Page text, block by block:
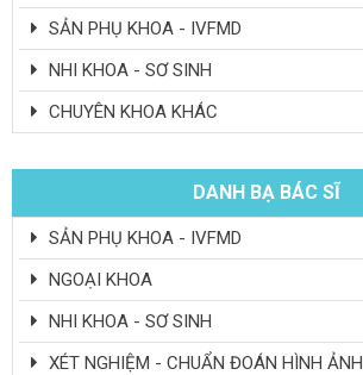
SẢN PHỤ KHOA - IVFMD
NHI KHOA - SƠ SINH
CHUYÊN KHOA KHÁC
DANH BẠ BÁC SĨ
SẢN PHỤ KHOA - IVFMD
NGOẠI KHOA
NHI KHOA - SƠ SINH
XÉT NGHIỆM - CHUẨN ĐOÁN HÌNH ẢNH